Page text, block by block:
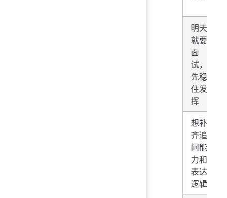
明天
就要
面
试，
先稳
住发
挥
想补
齐追
问能
力和
表达
逻辑